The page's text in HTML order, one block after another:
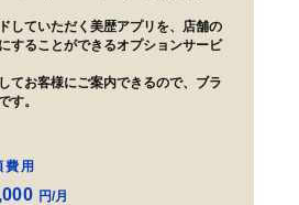
していただく美歴アプリを、店舗の
することができるオプションサービ
てお客様にご案内できるので、ブラ
す。
費用
円/月